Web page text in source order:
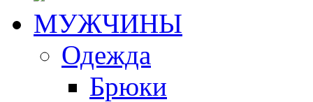
МУЖЧИНЫ
Одежда
Брюки